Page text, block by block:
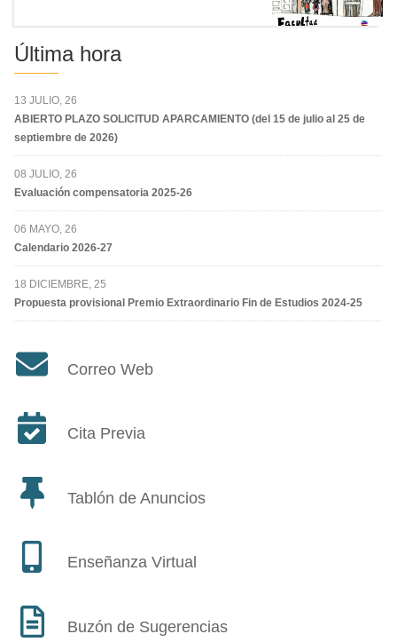
Última hora
13 JULIO, 26
ABIERTO PLAZO SOLICITUD APARCAMIENTO (del 15 de julio al 25 de
septiembre de 2026)
08 JULIO, 26
Evaluación compensatoria 2025-26
06 MAYO, 26
Calendario 2026-27
18 DICIEMBRE, 25
Propuesta provisional Premio Extraordinario Fin de Estudios 2024-25
Correo Web
Cita Previa
Tablón de Anuncios
Enseñanza Virtual
Buzón de Sugerencias